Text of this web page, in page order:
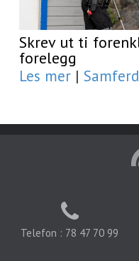
Skrev ut ti
forelegg
Les mer |
Telefon : 78 47 70 99